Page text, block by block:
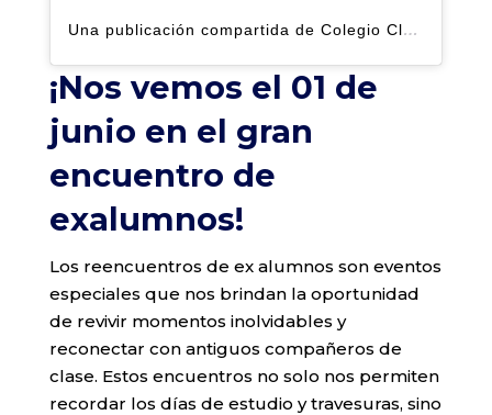
Una publicación compartida de Colegio Claret | Alto Hatillo (@clarethatillo)
¡Nos vemos el 01 de
junio en el gran
encuentro de
exalumnos!
Los reencuentros de ex alumnos son eventos
especiales que nos brindan la oportunidad
de revivir momentos inolvidables y
reconectar con antiguos compañeros de
clase. Estos encuentros no solo nos permiten
recordar los días de estudio y travesuras, sino